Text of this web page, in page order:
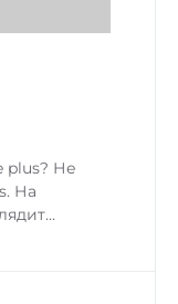
plus? Не
На